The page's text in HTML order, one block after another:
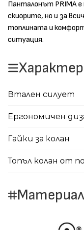
Панталонът PRIMA e
скиорите, но и за
топлината и
ситуация.
Втален силует
Eргономичен
Гайки за колан
Топъл колан от